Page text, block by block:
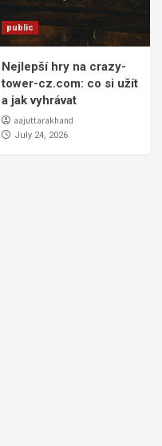
public
Nejlepší hry na crazy-
tower-cz.com: co si užít
a jak vyhrávat
aajuttarakhand
July 24, 2026